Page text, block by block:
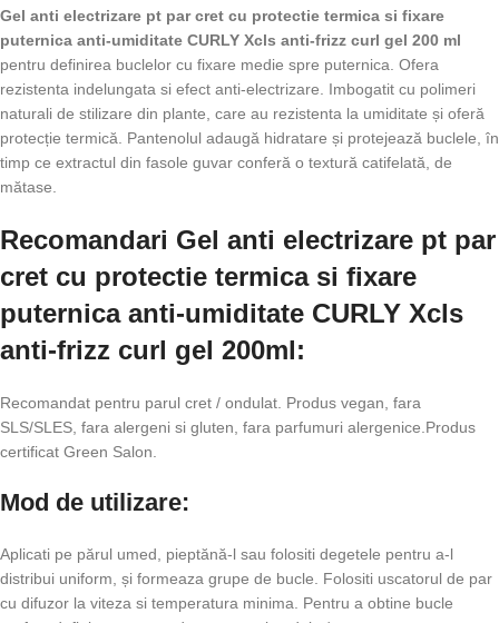
Gel anti electrizare pt par cret cu protectie termica si fixare
puternica anti-umiditate CURLY Xcls anti-frizz curl gel 200 ml
pentru definirea buclelor cu fixare medie spre puternica. Ofera
rezistenta indelungata si efect anti-electrizare. Imbogatit cu polimeri
naturali de stilizare din plante, care au rezistenta la umiditate și oferă
protecție termică. Pantenolul adaugă hidratare și protejează buclele, în
timp ce extractul din fasole guvar conferă o textură catifelată, de
mătase.
Recomandari Gel anti electrizare pt par
cret cu protectie termica si fixare
puternica anti-umiditate CURLY Xcls
anti-frizz curl gel 200ml:
Recomandat pentru parul cret / ondulat. Produs vegan, fara
SLS/SLES, fara alergeni si gluten, fara parfumuri alergenice.Produs
certificat Green Salon.
Mod de utilizare:
Aplicati pe părul umed, pieptănă-l sau folositi degetele pentru a-l
distribui uniform, și formeaza grupe de bucle. Folositi uscatorul de par
cu difuzor la viteza si temperatura minima. Pentru a obtine bucle